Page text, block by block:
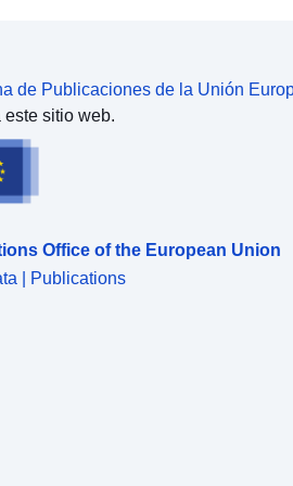
de Publicaciones de la Unión
este sitio web.
Office of the European Union
| Publications